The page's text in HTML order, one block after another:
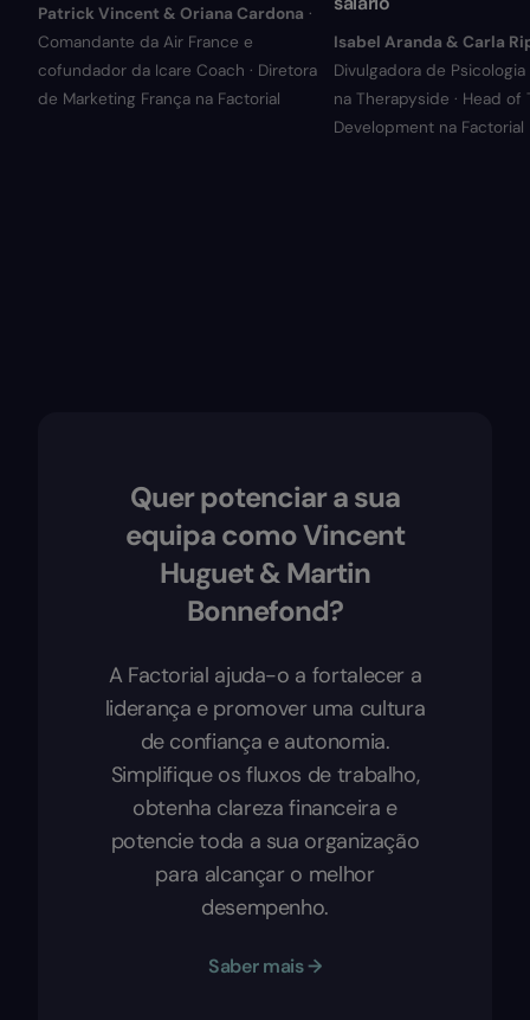
Patrick Vincent & Oriana Cardona ·
Comandante da Air France e
cofundador da Icare Coach · Diretora
de Marketing França na Factorial
Isabel Aranda & Carla
Divulgadora de
na Therapyside · Head of
Development na Factorial
Quer potenciar a sua
equipa como Vincent
Huguet & Martin
Bonnefond?
A Factorial ajuda-o a fortalecer a
liderança e promover uma cultura
de confiança e autonomia.
Simplifique os fluxos de trabalho,
obtenha clareza financeira e
potencie toda a sua organização
para alcançar o melhor
desempenho.
Saber mais →